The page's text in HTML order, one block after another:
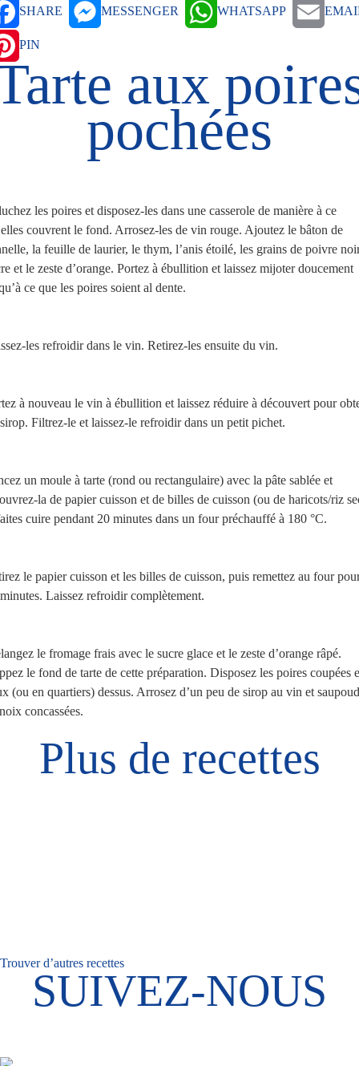
SHARE
MESSENGER WHATSAPP
PIN
aux
pochées
les poires et disposez-les dans une casserole de manière à ce
couvrent le fond. Arrosez-les de vin rouge. Ajoutez le bâton de
la feuille de laurier, le thym, l’anis étoilé, les grains de poivre
et le zeste d’orange. Portez à ébullition et laissez mijoter doucement
ce que les poires soient al dente.
les refroidir dans le vin. Retirez-les ensuite du vin.
à nouveau le vin à ébullition et laissez réduire à découvert pour
Filtrez-le et laissez-le refroidir dans un petit pichet.
un moule à tarte (rond ou rectangulaire) avec la pâte sablée et
la de papier cuisson et de billes de cuisson (ou de haricots/riz
cuire pendant 20 minutes dans un four préchauffé à 180 °C.
le papier cuisson et les billes de cuisson, puis remettez au four
Laissez refroidir complètement.
le fromage frais avec le sucre glace et le zeste d’orange râpé.
le fond de tarte de cette préparation. Disposez les poires coupées
(ou en quartiers) dessus. Arrosez d’un peu de sirop au vin et
concassées.
Plus de recettes
Trouver d’autres recettes
SUIVEZ-NOUS